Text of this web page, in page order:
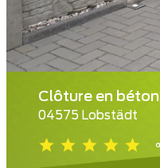
Clôture en béton
04575 Lobstädt